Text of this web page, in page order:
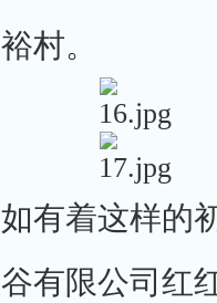
村。
着这样的
有限公司红